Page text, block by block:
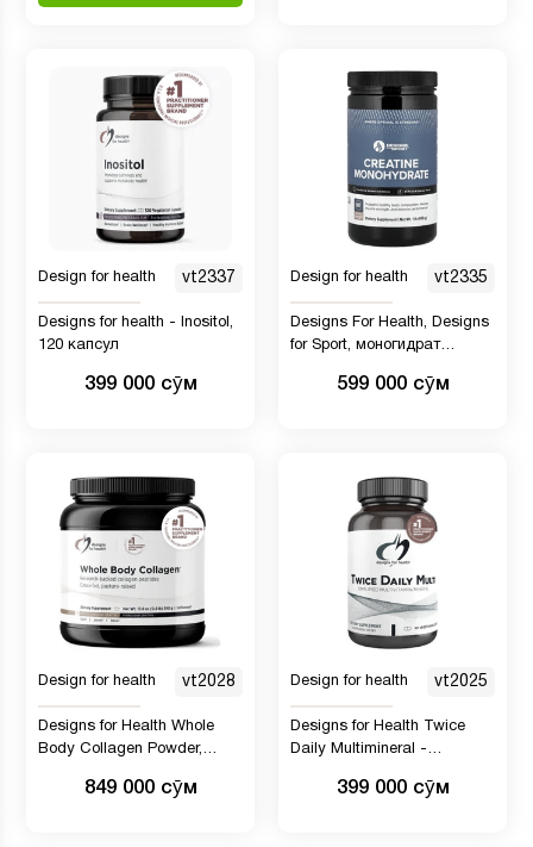
Design for health vt2337
Designs for health - Inositol,
120 капсул
399 000 сӯм
Design for health vt2335
Designs For Health, Designs
for Sport, моногидрат
599 000 сӯм
Design for health vt2028
Designs for Health Whole
Body Collagen Powder,
коллаген Fortigel, Fortibone
849 000 сӯм
Design for health vt2025
Designs for Health Twice
Daily Multimineral -
мультивитамин для
399 000 сӯм